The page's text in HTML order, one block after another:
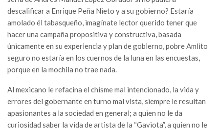
descalificar a Enrique Peña Nieto y a su gobierno? Estaría
amolado él tabasqueño, imagínate lector querido tener que
hacer una campaña propositiva y constructiva, basada
únicamente en su experiencia y plan de gobierno, pobre Amlito
seguro no estaría en los cuernos de la luna en las encuestas,
porque en la mochila no trae nada.
Al mexicano le refacina el chisme mal intencionado, la vida y
errores del gobernante en turno mal vista, siempre le resultan
apasionantes a la sociedad en general; a quien no le da
curiosidad saber la vida de artista de la “Gaviota”, a quien no le